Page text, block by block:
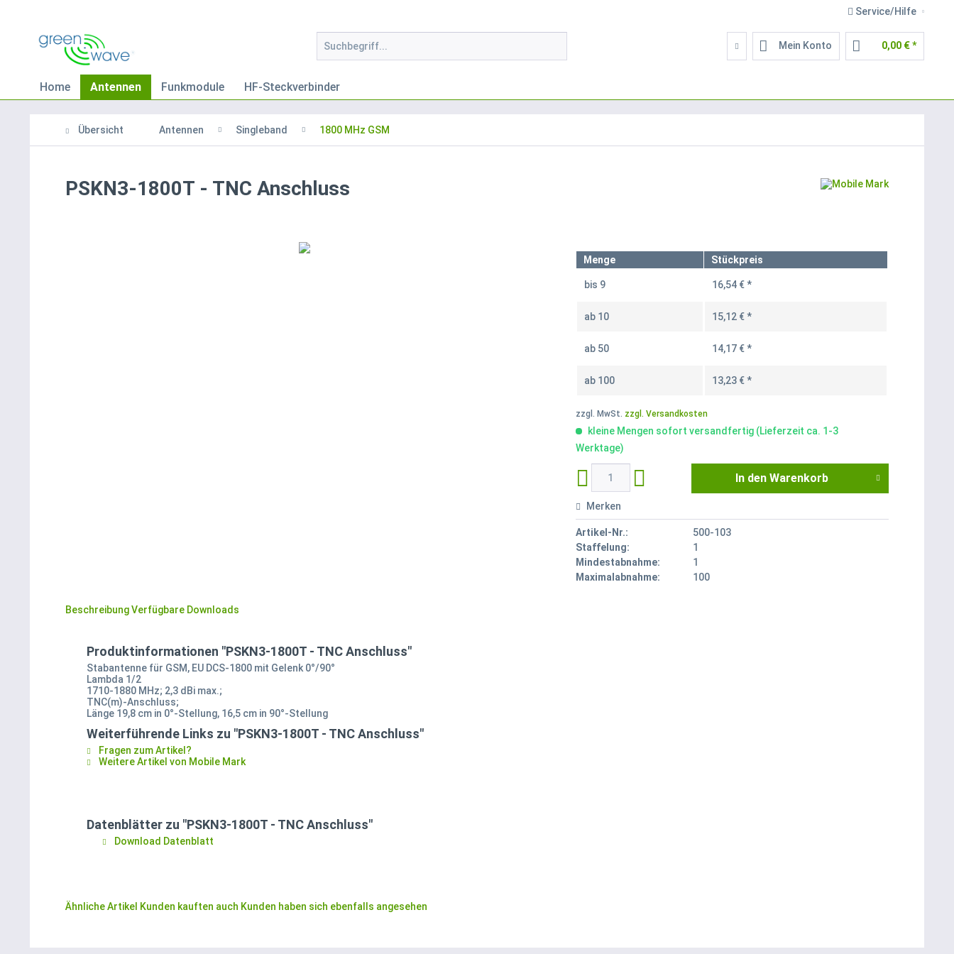
Service/Hilfe
Mein Konto 0,00 € *
Home Antennen Funkmodule HF-Steckverbinder
Übersicht Antennen Singleband 1800 MHz GSM
PSKN3-1800T - TNC Anschluss
Menge Stückpreis
bis 9 16,54 € *
ab 10 15,12 € *
ab 50 14,17 € *
ab 100 13,23 € *
zzgl. MwSt. zzgl. Versandkosten
kleine Mengen sofort versandfertig (Lieferzeit ca. 1-3
Werktage)
In den Warenkorb
Merken
Artikel-Nr.:
500-103
Staffelung:
1
Mindestabnahme:
1
Maximalabnahme:
100
BeschreibungVerfügbare Downloads
Produktinformationen "PSKN3-1800T - TNC Anschluss"
Stabantenne für GSM, EU DCS-1800 mit Gelenk 0°/90°
Lambda 1/2
1710-1880 MHz; 2,3 dBi max.;
TNC(m)-Anschluss;
Länge 19,8 cm in 0°-Stellung, 16,5 cm in 90°-Stellung
Weiterführende Links zu "PSKN3-1800T - TNC Anschluss"
Fragen zum Artikel?
Weitere Artikel von Mobile Mark
Datenblätter zu "PSKN3-1800T - TNC Anschluss"
Download Datenblatt
Ähnliche Artikel Kunden kauften auch Kunden haben sich ebenfalls angesehen